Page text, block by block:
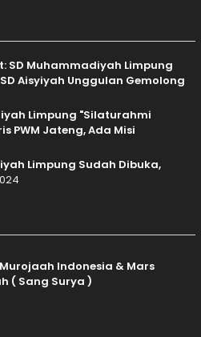
SD Muhammadiyah Limpung
Aisyiyah Unggulan Gemolong
Limpung "Silaturahmi
PWM Jateng, Ada Misi
Limpung Sudah Dibuka,
Indonesia & Mars
( Sang Surya )